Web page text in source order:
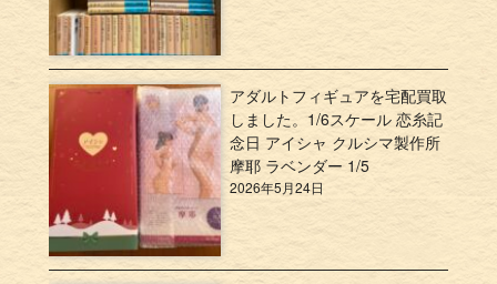
アダルトフィギュアを宅配買取
しました。1/6スケール 恋糸記
念日 アイシャ クルシマ製作所
摩耶 ラベンダー 1/5
2026年5月24日